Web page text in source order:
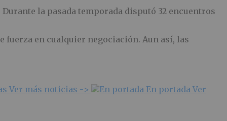
la pasada temporada disputó 32 encuentros
fuerza en cualquier negociación. Aun así, las
Ver más noticias -> En portada Ver